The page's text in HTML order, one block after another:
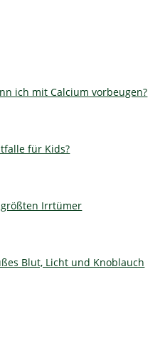
ich mit Calcium vorbeugen?
für Kids?
größten Irrtümer
Blut, Licht und Knoblauch